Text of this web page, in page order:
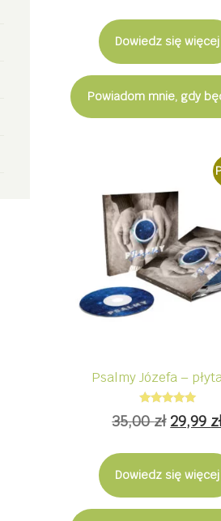
Dowiedz się więcej
Powiadom mnie, gdy
Psalmy Józefa –
Oceniono
5.00
35,00zł
35,00
29,99
Dowiedz się więcej